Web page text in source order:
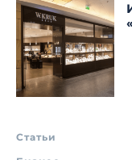
Статьи